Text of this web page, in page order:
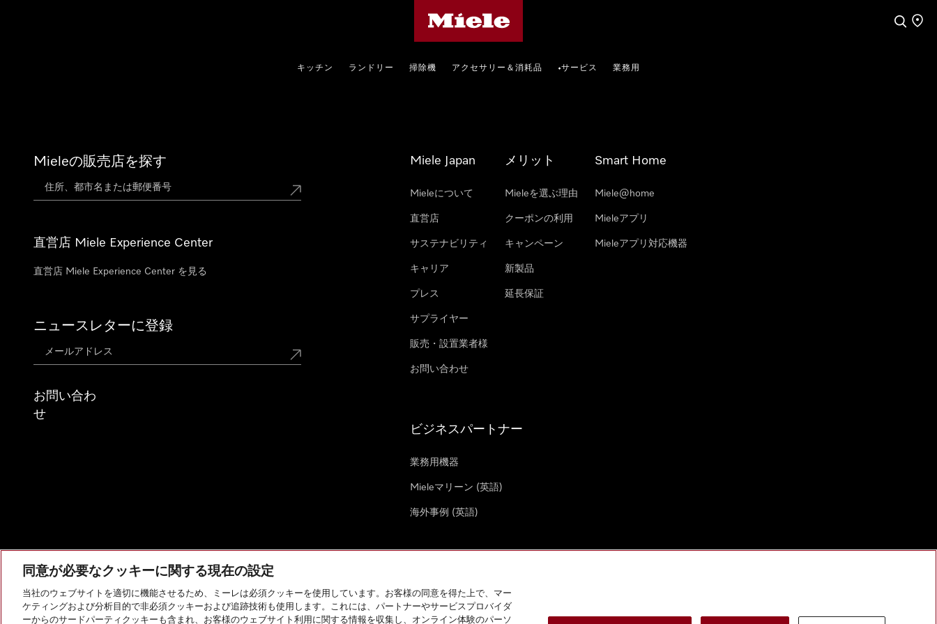
検索 店舗
キッチン ランドリー 掃除機 アクセサリー＆消耗品 •サービス 業務用
Mieleの販売店を探す
直営店 Miele Experience Center
直営店 Miele Experience Center を見る
ニュースレターに登録
お問い合わ
せ
Miele Japan
Mieleについて
直営店
サステナビリティ
キャリア
プレス
サプライヤー
販売・設置業者様
お問い合わせ
メリット
Mieleを選ぶ理由
クーポンの利用
キャンペーン
新製品
延長保証
Smart Home
Miele@home
Mieleアプリ
Mieleアプリ対応機器
ビジネスパートナー
業務用機器
Mieleマリーン (英語)
海外事例 (英語)
会社概要 法的通知 個人情報保護方針 利用規約
クッキー設定
同意が必要なクッキーに関する現在の設定
当社のウェブサイトを適切に機能させるため、ミーレは必須クッキーを使用しています。お客様の同意を得た上で、マー
ケティングおよび分析目的で非必須クッキーおよび追跡技術も使用します。これには、パートナーやサービスプロバイダ
ーからのサードパーティクッキーも含まれ、お客様のウェブサイト利用に関する情報を収集し、オンライン体験のパーソ